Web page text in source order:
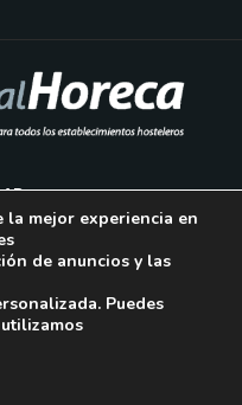
la mejor experiencia en
de anuncios y las
Puedes